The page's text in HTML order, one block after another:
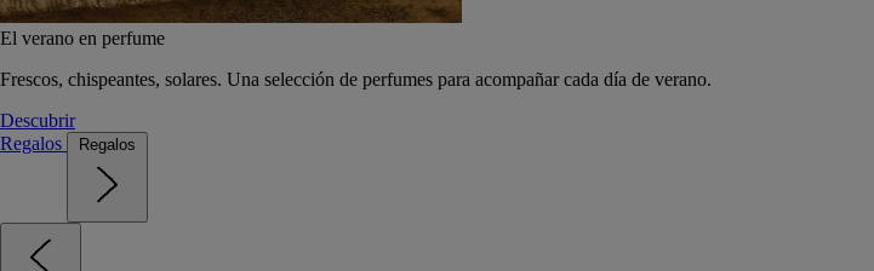
El verano en perfume
Frescos, chispeantes, solares. Una selección de perfumes para acompañar cada día de verano.
Descubrir
Regalos
Regalos